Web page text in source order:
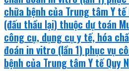
chữa bệnh của Trung tâm Y tế
(đấu thầu lại) thuộc dự toán
công cụ, dụng cụ y tế, hóa
đoán in vitro (lần 1) phục vụ
bệnh của Trung tâm Y tế Quy